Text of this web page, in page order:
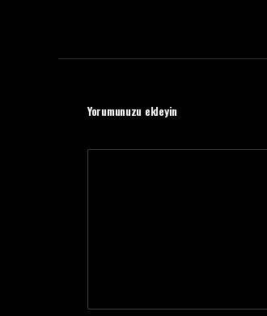
Yorumunuzu ekleyin